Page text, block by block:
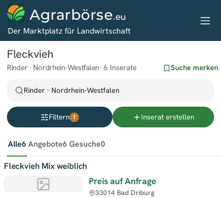
Agrarbörse.eu
Der Marktplatz für Landwirtschaft
Fleckvieh
Rinder · Nordrhein-Westfalen 6 Inserate Suche merken
Rinder · Nordrhein-Westfalen
Filtern 1 Inserat erstellen
Alle6Angebote6Gesuche0
Fleckvieh Mix weiblich
Preis auf Anfrage
33014 Bad Driburg